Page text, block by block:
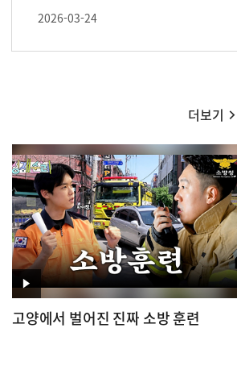
문가가 엄격하게 실시합니
2026-03-24
영
상
고양에서 벌어진 진짜 소방 훈련
영
더보기